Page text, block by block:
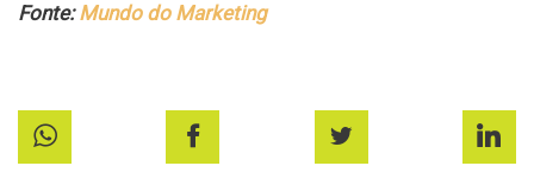
Fonte:Mundo do Marketing